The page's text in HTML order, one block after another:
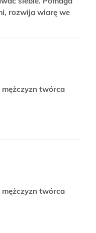
rozwija wiarę we
mężczyzn twórca
mężczyzn twórca